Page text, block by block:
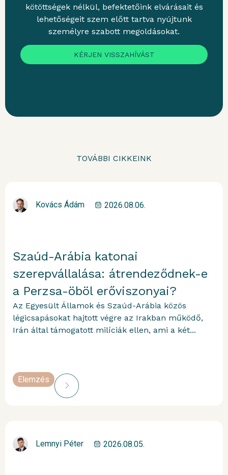
kötöttségek nélkül, befektetőink elvárásait és
lehetőségeit szem előtt tartva nyújtunk
személyre szabott megoldásokat.
KÉRJEN VISSZAHÍVÁST
TOVÁBBI CIKKEINK
Kovács Ádám 2026.08.06.
Szaúd-Arábia katonai
szerepvállalása: átrendeződnek-e
a Perzsa-öböl erőviszonyai?
Az Egyesült Államok és Szaúd-Arábia közös
légicsapásokat hajtott végre az Irakban működő,
Irán által támogatott milíciák ellen, ami a két...
Elemzés
Lemnyi Péter 2026.08.05.